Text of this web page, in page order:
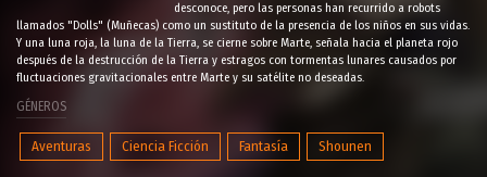
desconoce, pero las personas han recurrido a robots
llamados "Dolls" (Muñecas) como un sustituto de la presencia de los niños en sus vidas.
Y una luna roja, la luna de la Tierra, se cierne sobre Marte, señala hacia el planeta rojo
después de la destrucción de la Tierra y estragos con tormentas lunares causados por
fluctuaciones gravitacionales entre Marte y su satélite no deseadas.
GÉNEROS
Aventuras Ciencia Ficción Fantasía Shounen